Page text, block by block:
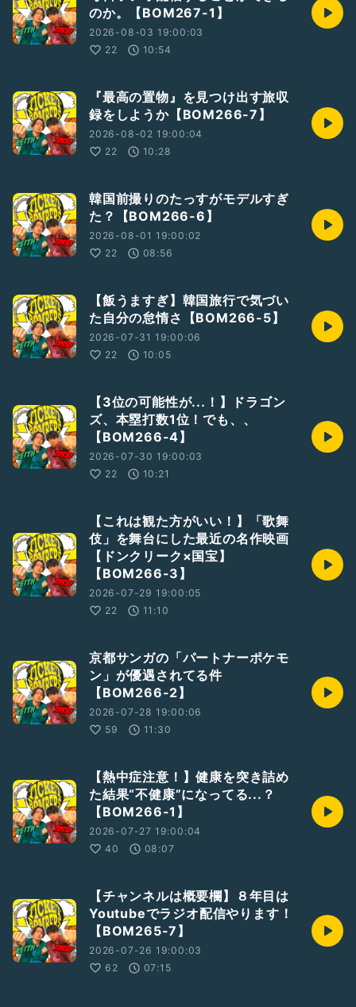
のか。【BOM267-1】
2026-08-03 19:00:03
22
10:54
『最高の置物』を見つけ出す旅収
録をしようか【BOM266-7】
2026-08-02 19:00:04
22
10:28
韓国前撮りのたっすがモデルすぎ
た？【BOM266-6】
2026-08-01 19:00:02
22
08:56
【飯うますぎ】韓国旅行で気づい
た自分の怠惰さ【BOM266-5】
2026-07-31 19:00:06
22
10:05
【3位の可能性が...！】ドラゴン
ズ、本塁打数1位！でも、、
【BOM266-4】
2026-07-30 19:00:03
22
10:21
【これは観た方がいい！】「歌舞
伎」を舞台にした最近の名作映画
【ドンクリーク×国宝】
【BOM266-3】
2026-07-29 19:00:05
22
11:10
京都サンガの「パートナーポケモ
ン」が優遇されてる件
【BOM266-2】
2026-07-28 19:00:06
59
11:30
【熱中症注意！】健康を突き詰め
た結果“不健康”になってる...？
【BOM266-1】
2026-07-27 19:00:04
40
08:07
【チャンネルは概要欄】８年目は
Youtubeでラジオ配信やります！
【BOM265-7】
2026-07-26 19:00:03
62
07:15